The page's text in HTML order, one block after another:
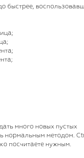
быстрее,
много новых пустых
нормальным методом.
посчитаете нужным.